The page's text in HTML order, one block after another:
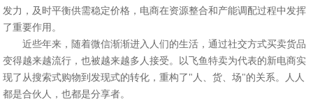
发力，及时平衡供需稳定价格，电商在资源整合和产能调配过程中发挥
了重要作用。
近些年来，随着微信渐渐进入人们的生活，通过社交方式买卖货品
变得越来越流行，也被越来越多人接受。以飞鱼特卖为代表的新电商实
现了从搜索式购物到发现式的转化，重构了"人、货、场"的关系。人人
都是合伙人，也都是分享者。